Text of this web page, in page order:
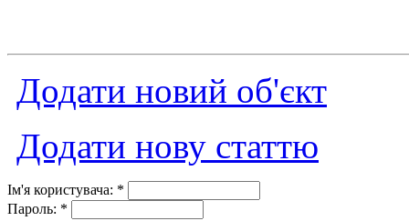
Додати новий об'єкт
Додати нову статтю
Ім'я користувача: *
Пароль: *